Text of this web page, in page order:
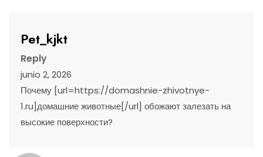
Pet_kjkt
Reply
junio 2, 2026
Почему [url=https://domashnie-zhivotnye-
1.ru]домашние животные[/url] обожают залезать на
высокие поверхности?